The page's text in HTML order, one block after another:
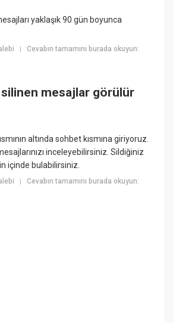
yaklaşık 90 gün boyunca
|Cevabın tamamını burada okuyun:
mesajlar görülür
altında sohbet kısmına giriyoruz.
inceleyebilirsiniz. Sildiğiniz
içinde bulabilirsiniz.
|Cevabın tamamını burada okuyun: